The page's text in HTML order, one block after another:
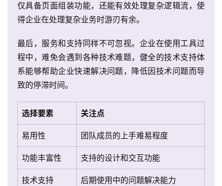
仅具备页面组装功能，还能有效处理复杂逻辑流，使
得企业在处理复杂业务时游刃有余。
最后，服务和支持同样不可忽视。企业在使用工具过
程中，难免会遇到各种技术难题，健全的技术支持体
系能够帮助企业快速解决问题，降低因技术问题而导
致的停滞时间。
选择要素 关注点
易用性 团队成员的上手难易程度
功能丰富性 支持的设计和交互功能
技术支持 后期使用中的问题解决能力